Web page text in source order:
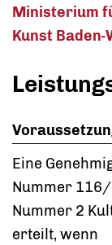
Ministerium
Kunst
Eine
Nummer
Nummer 2
erteilt, wenn